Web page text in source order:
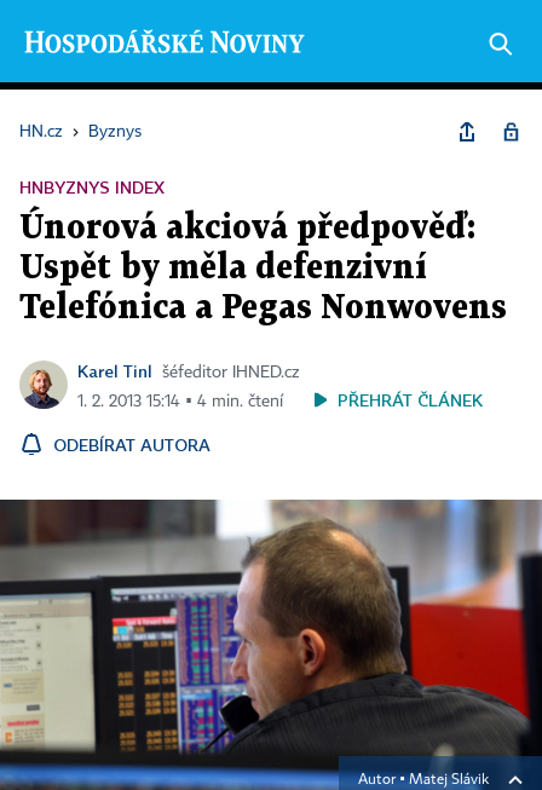
HN.cz › Byznys
HNBYZNYS INDEX
Únorová akciová předpověď:
Uspět by měla defenzivní
Telefónica a Pegas Nonwovens
Karel Tinl
šéfeditor IHNED.cz
1. 2. 2013 15:14 ▪ 4 min. čtení
PŘEHRÁT ČLÁNEK
ODEBÍRAT AUTORA
Autor ▪Matej Slávik